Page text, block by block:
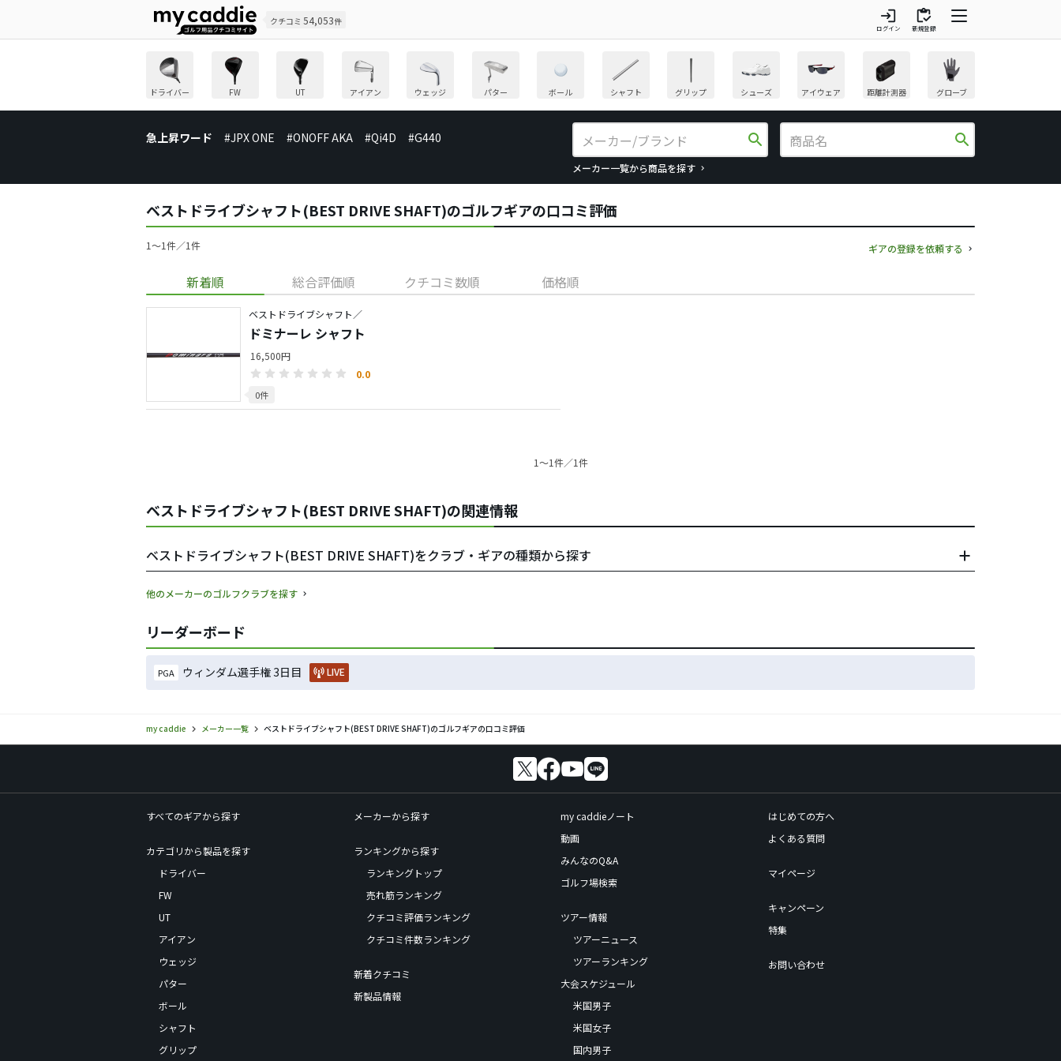
クチコミ 54,053件 login
ログイン
inventory
新規登録
ドライバー FW UT アイアン ウェッジ パター ボール シャフト グリップ シューズ アイウェア 距離計測器 グローブ
急上昇ワード #JPX ONE #ONOFF AKA #Qi4D #G440 search
メーカー一覧から商品を探す
search
ベストドライブシャフト(BEST DRIVE SHAFT)のゴルフギアの口コミ評価
1〜1件／1件 ギアの登録を依頼する
新着順 総合評価順 クチコミ数順 価格順
ベストドライブシャフト／
ドミナーレ シャフト
16,500円
0.0
0件
1〜1件／1件
ベストドライブシャフト(BEST DRIVE SHAFT)の関連情報
ベストドライブシャフト(BEST DRIVE SHAFT)をクラブ・ギアの種類から探す
他のメーカーのゴルフクラブを探す
リーダーボード
PGA ウィンダム選手権 3日目 LIVE
my caddie メーカー一覧 ベストドライブシャフト(BEST DRIVE SHAFT)のゴルフギアの口コミ評価
すべてのギアから探す
カテゴリから製品を探す
ドライバー
FW
UT
アイアン
ウェッジ
パター
ボール
シャフト
グリップ
メーカーから探す
ランキングから探す
ランキングトップ
売れ筋ランキング
クチコミ評価ランキング
クチコミ件数ランキング
新着クチコミ
新製品情報
my caddieノート
動画
みんなのQ&A
ゴルフ場検索
ツアー情報
ツアーニュース
ツアーランキング
大会スケジュール
米国男子
米国女子
国内男子
はじめての方へ
よくある質問
マイページ
キャンペーン
特集
お問い合わせ